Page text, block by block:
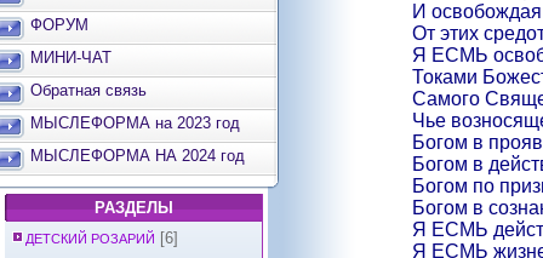
ФОРУМ
МИНИ-ЧАТ
Обратная связь
МЫСЛЕФОРМА на 2023 год
МЫСЛЕФОРМА НА 2024 год
РАЗДЕЛЫ
ДЕТСКИЙ РОЗАРИЙ [6]
И
От этих
Я ЕСМЬ
Токами
Самого
Чье
Богом в
Богом в
Богом по
Богом в
Я ЕСМЬ
Я ЕСМЬ